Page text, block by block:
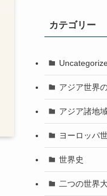
カテゴリー
アジア世界
アジア諸地
ヨーロッパ
世界史
二つの世界